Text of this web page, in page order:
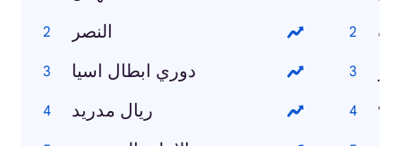
النصر
دوري ابطال اسيا
ريال مدريد